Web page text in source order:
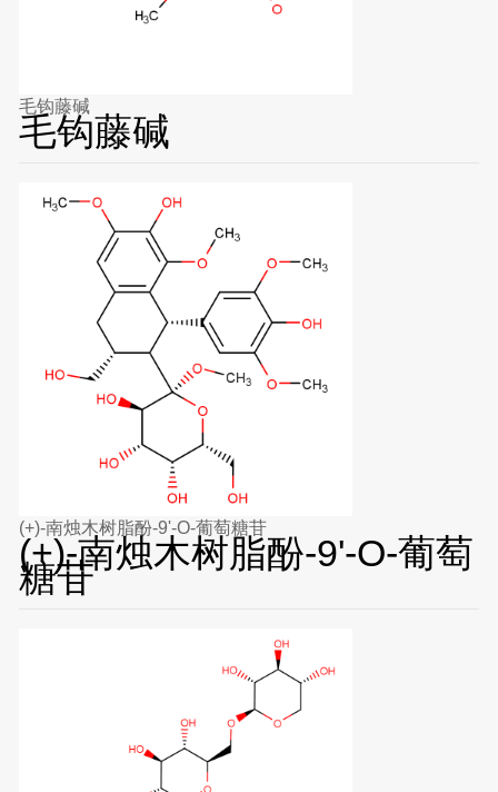
毛钩藤碱
毛钩藤碱
(+)-南烛木树脂酚-9'-O-葡萄糖苷
(+)-南烛木树脂酚-9'-O-葡萄
糖苷